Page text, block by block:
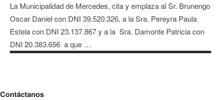
La Municipalidad de Mercedes, cita y emplaza al Sr. Brunengo
Oscar Daniel con DNI 39.520.326, a la Sra. Pereyra Paula
Estela con DNI 23.137.867 y a la Sra. Damonte Patricia con
DNI 20.383.656 a que …
Contáctanos